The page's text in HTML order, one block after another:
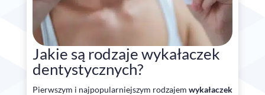
Jakie są rodzaje wykałaczek
dentystycznych?
Pierwszym i najpopularniejszym rodzajem wykałaczek